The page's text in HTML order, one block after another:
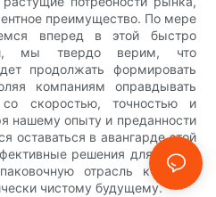
преимущество. По мере
вперед в этой быстро
мы твердо верим, что
продолжать формировать
компаниям оправдывать
со скоростью, точностью и
нашему опыту и преданности
оставаться в авангарде этой
решения для наших
отрасль к более
чистому будущему.